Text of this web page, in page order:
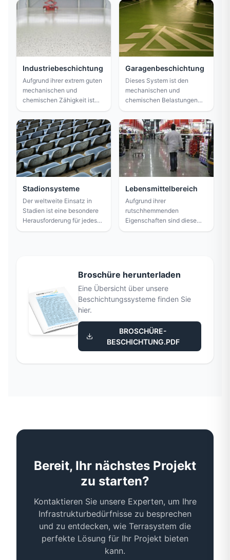
Industriebeschichtung
Aufgrund ihrer extrem guten
mechanischen und
chemischen Zähigkeit ist
dieses System perfekt für
den Einsatz in industriellen
Produktions- und
Lagerbereichen geeignet.
Garagenbeschichtung
Dieses System ist den
mechanischen und
chemischen Belastungen
durch Autoverkehr
gewachsen. Es ist beständig
gegen Mineralöle, Kraftstoff
und Reifenspuren. Darüber
hinaus erfüllt es die
Anforderungen bezüglich
rutschfester Eigenschaften.
Stadionsysteme
Der weltweite Einsatz in
Stadien ist eine besondere
Herausforderung für jedes
Beschichtungssystem. Denn
Innen- und Außensystem
verwendet werden, das
extrem verschleißfest und
extrem langlebig ist.
Lebensmittelbereich
Aufgrund ihrer
rutschhemmenden
Eigenschaften sind diese
Systeme besonders für den
Oberfläche des Bodens
verunreinigen können. Dies
ist häufig in Bäckereien und
Broschüre herunterladen
Eine Übersicht über unsere
Beschichtungssysteme finden Sie
hier.
BROSCHÜRE-
BESCHICHTUNG.PDF
Bereit, Ihr nächstes Projekt
zu starten?
Kontaktieren Sie unsere Experten, um Ihre
Infrastrukturbedürfnisse zu besprechen
und zu entdecken, wie Terrasystem die
perfekte Lösung für Ihr Projekt bieten
kann.